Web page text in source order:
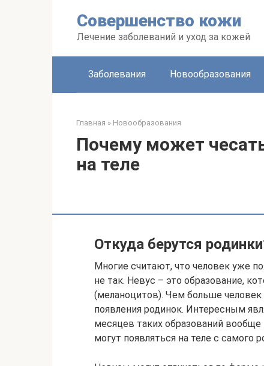
Совершенство кожи
Лечение заболеваний и уход за кожей
Заболевания Новообразования
Главная » Новообразования
Почему может
на теле
Откуда берутся
Многие считают, что человек уже
не так. Невус – это образование,
(меланоцитов). Чем больше
появления родинок. Интересным
месяцев таких образований
могут появляться на теле с самого